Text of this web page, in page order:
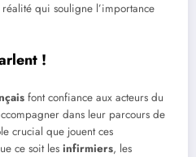
réalité qui souligne l’importance
!
font confiance aux acteurs du
dans leur parcours de
crucial que jouent ces
ce soit les infirmiers, les